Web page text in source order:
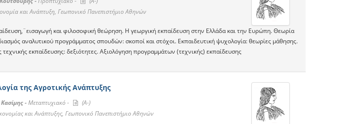
και Ανάπτυξη, Γεωπονικό Πανεπιστήμιο Αθηνών
και φιλοσοφική θεώρηση. Η γεωργική εκπαίδευση στην Ελλάδα και την Ευρώπη. Θεωρία
αναλυτικού προγράμματος σπουδών: σκοποί και στόχοι. Εκπαιδευτική ψυχολογία: θεωρίες μάθησης.
εκπαίδευσης: δεξιότητες. Αξιολόγηση προγραμμάτων (τεχνικής) εκπαίδευσης
της Αγροτικής Ανάπτυξης
-Μεταπτυχιακό -
(A-)
και Ανάπτυξης, Γεωπονικό Πανεπιστήμιο Αθηνών